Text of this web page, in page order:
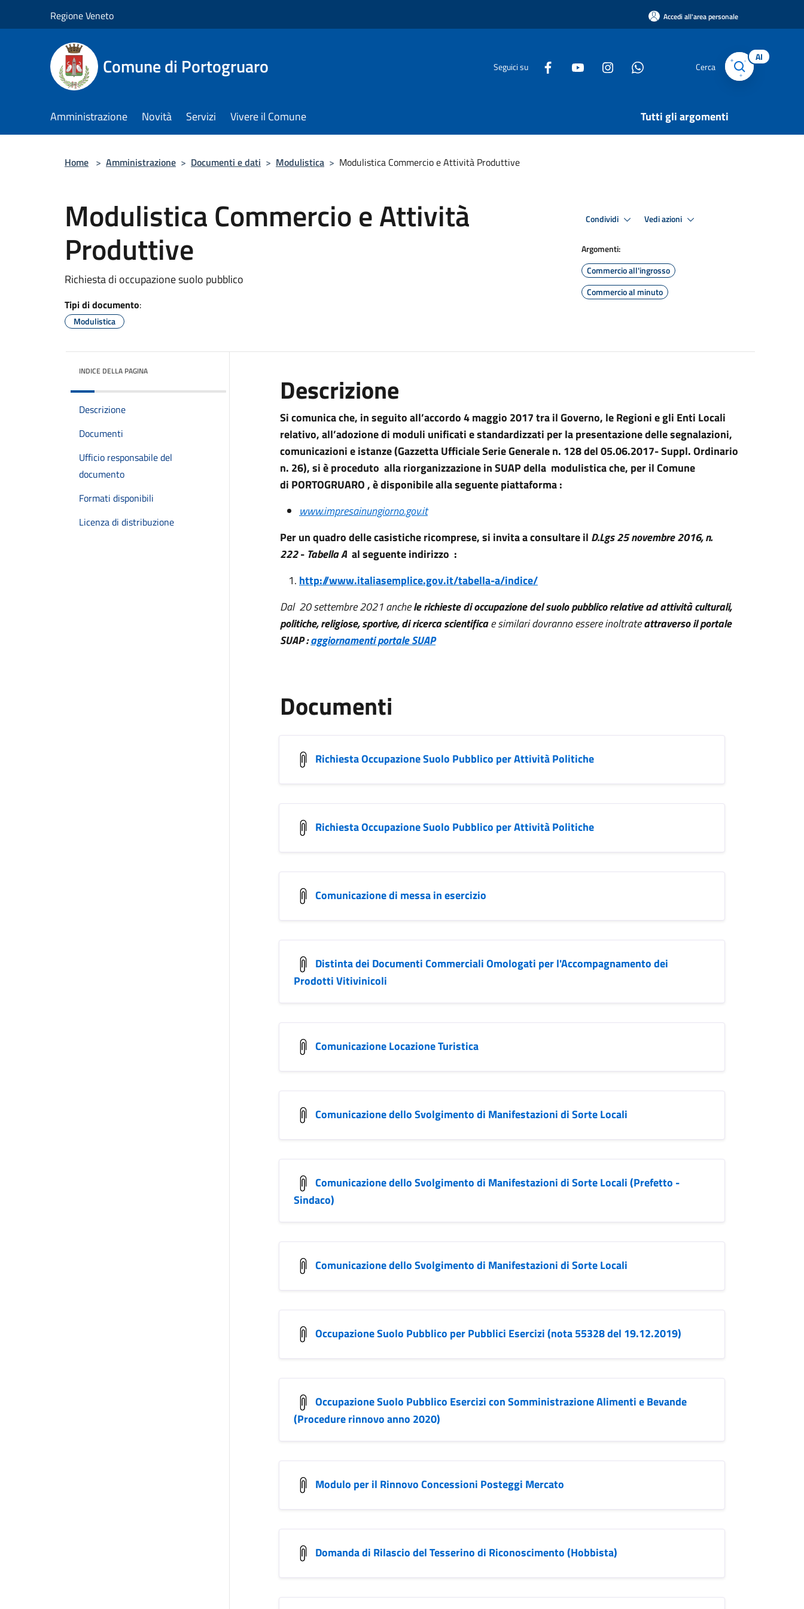
Regione Veneto Accedi all'area personale
Comune di Portogruaro Seguici su Cerca
AI
Amministrazione Novità Servizi Vivere il Comune Tutti gli argomenti
Home > Amministrazione > Documenti e dati > Modulistica > Modulistica Commercio e Attività Produttive
Modulistica Commercio e Attività
Produttive
Richiesta di occupazione suolo pubblico
Tipi di documento:
Modulistica
Condividi Vedi azioni
Argomenti:
Commercio all'ingrosso
Commercio al minuto
INDICE DELLA PAGINA
Descrizione
Documenti
Ufficio responsabile del
documento
Formati disponibili
Licenza di distribuzione
Descrizione
Si comunica che, in seguito all’accordo 4 maggio 2017 tra il Governo, le Regioni e gli Enti Locali
relativo, all’adozione di moduli unificati e standardizzati per la presentazione delle segnalazioni,
comunicazioni e istanze (Gazzetta Ufficiale Serie Generale n. 128 del 05.06.2017- Suppl. Ordinario
n. 26),si è proceduto alla riorganizzazione in SUAP della modulistica che, per il Comune
di PORTOGRUARO ,è disponibile alla seguente piattaforma :
www.impresainungiorno.gov.it
Per un quadro delle casistiche ricomprese, si invita a consultare il D.Lgs 25 novembre 2016, n.
222- Tabella Aal seguente indirizzo :
http://www.italiasemplice.gov.it/tabella-a/indice/
Dal 20 settembre 2021 anchele richieste di occupazione del suolo pubblico relative ad attività culturali,
politiche, religiose, sportive, di ricerca scientificae similari dovranno essere inoltrateattraverso il portale
SUAP :aggiornamenti portale SUAP
Documenti
Richiesta Occupazione Suolo Pubblico per Attività Politiche
Richiesta Occupazione Suolo Pubblico per Attività Politiche
Comunicazione di messa in esercizio
Distinta dei Documenti Commerciali Omologati per l'Accompagnamento dei
Prodotti Vitivinicoli
Comunicazione Locazione Turistica
Comunicazione dello Svolgimento di Manifestazioni di Sorte Locali
Comunicazione dello Svolgimento di Manifestazioni di Sorte Locali (Prefetto -
Sindaco)
Comunicazione dello Svolgimento di Manifestazioni di Sorte Locali
Occupazione Suolo Pubblico per Pubblici Esercizi (nota 55328 del 19.12.2019)
Occupazione Suolo Pubblico Esercizi con Somministrazione Alimenti e Bevande
(Procedure rinnovo anno 2020)
Modulo per il Rinnovo Concessioni Posteggi Mercato
Domanda di Rilascio del Tesserino di Riconoscimento (Hobbista)